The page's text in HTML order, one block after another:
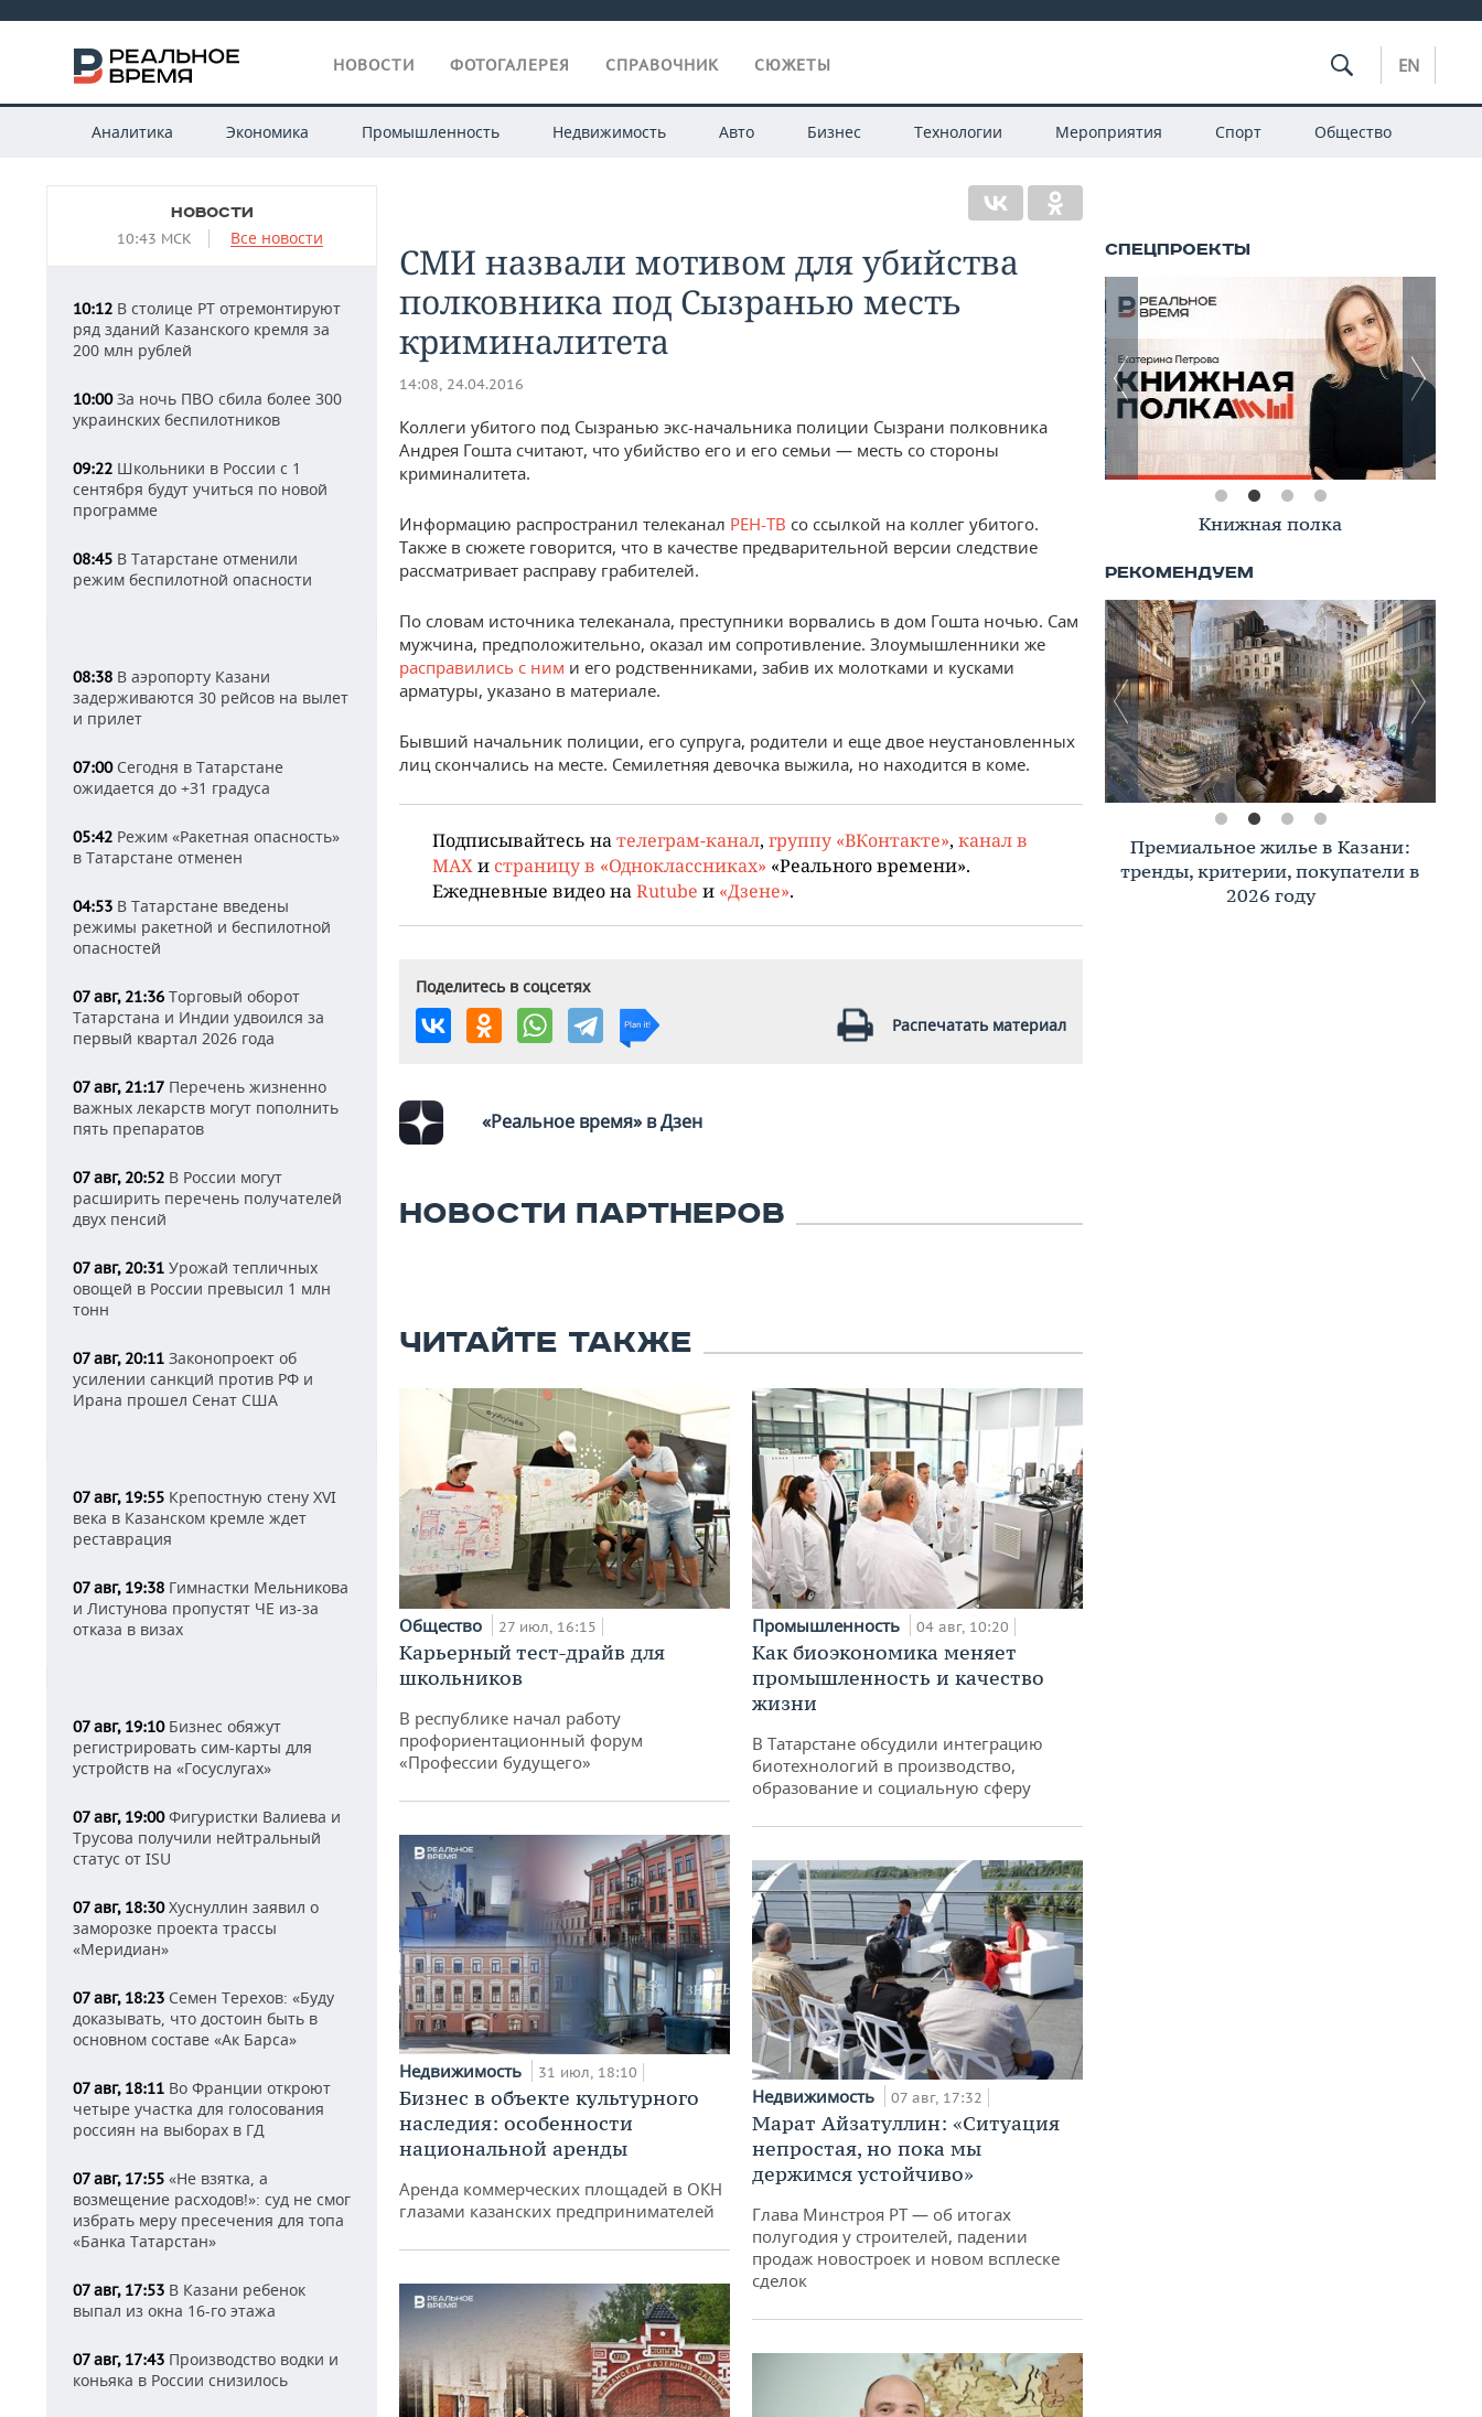
НОВОСТИ ФОТОГАЛЕРЕЯ СПРАВОЧНИК СЮЖЕТЫ EN
Аналитика Экономика Промышленность Недвижимость Авто Бизнес Технологии Мероприятия Спорт Общество
НОВОСТИ
10:43 МСК Все новости
10:12 В столице РТ отремонтируют
ряд зданий Казанского кремля за
200 млн рублей
10:00За ночь ПВО сбила более 300
украинских беспилотников
09:22 Школьники в России с 1
сентября будут учиться по новой
программе
08:45 В Татарстане отменили
режим беспилотной опасности
08:38 В аэропорту Казани
задерживаются 30 рейсов на вылет
и прилет
07:00Сегодня в Татарстане
ожидается до +31 градуса
05:42 Режим «Ракетная опасность»
в Татарстане отменен
04:53 В Татарстане введены
режимы ракетной и беспилотной
опасностей
07 авг, 21:36 Торговый оборот
Татарстана и Индии удвоился за
первый квартал 2026 года
07 авг, 21:17 Перечень жизненно
важных лекарств могут пополнить
пять препаратов
07 авг, 20:52 В России могут
расширить перечень получателей
двух пенсий
07 авг, 20:31 Урожай тепличных
овощей в России превысил 1 млн
тонн
07 авг, 20:11 Законопроект об
усилении санкций против РФ и
Ирана прошел Сенат США
07 авг, 19:55 Крепостную стену XVI
века в Казанском кремле ждет
реставрация
07 авг, 19:38 Гимнастки Мельникова
и Листунова пропустят ЧЕ из-за
отказа в визах
07 авг, 19:10Бизнес обяжут
регистрировать сим-карты для
устройств на «Госуслугах»
07 авг, 19:00Фигуристки Валиева и
Трусова получили нейтральный
статус от ISU
07 авг, 18:30Хуснуллин заявил о
заморозке проекта трассы
«Меридиан»
07 авг, 18:23 Семен Терехов: «Буду
доказывать, что достоин быть в
основном составе «Ак Барса»
07 авг, 18:11 Во Франции откроют
четыре участка для голосования
россиян на выборах в ГД
07 авг, 17:55 «Не взятка, а
возмещение расходов!»: суд не смог
избрать меру пресечения для топа
«Банка Татарстан»
07 авг, 17:53 В Казани ребенок
выпал из окна 16-го этажа
07 авг, 17:43 Производство водки и
коньяка в России снизилось
​СМИ назвали мотивом для убийства
полковника под Сызранью месть
криминалитета
14:08, 24.04.2016
Коллеги убитого под Сызранью экс-начальника полиции Сызрани полковника
Андрея Гошта считают, что убийство его и его семьи — месть со стороны
криминалитета.
Информацию распространил телеканал РЕН-ТВ со ссылкой на коллег убитого.
Также в сюжете говорится, что в качестве предварительной версии следствие
рассматривает расправу грабителей.
По словам источника телеканала, преступники ворвались в дом Гошта ночью. Сам
мужчина, предположительно, оказал им сопротивление. Злоумышленники же
расправились с ним и его родственниками, забив их молотками и кусками
арматуры, указано в материале.
Бывший начальник полиции, его супруга, родители и еще двое неустановленных
лиц скончались на месте. Семилетняя девочка выжила, но находится в коме.
Подписывайтесь на телеграм-канал, группу «ВКонтакте», канал в
MAX и страницу в «Одноклассниках» «Реального времени».
Ежедневные видео на Rutube и «Дзене».
Поделитесь в соцсетях
Распечатать материал
«Реальное время» в Дзен
НОВОСТИ ПАРТНЕРОВ
ЧИТАЙТЕ ТАКЖЕ
Общество 27 июл, 16:15
Карьерный тест-драйв для
школьников
В республике начал работу
профориентационный форум
«Профессии будущего»
Недвижимость 31 июл, 18:10
Бизнес в объекте культурного
наследия: особенности
национальной аренды
Аренда коммерческих площадей в ОКН
глазами казанских предпринимателей
Промышленность 04 авг, 10:20
Как биоэкономика меняет
промышленность и качество
жизни
В Татарстане обсудили интеграцию
биотехнологий в производство,
образование и социальную сферу
Недвижимость 07 авг, 17:32
Марат Айзатуллин: «Ситуация
непростая, но пока мы
держимся устойчиво»
Глава Минстроя РТ — об итогах
полугодия у строителей, падении
продаж новостроек и новом всплеске
сделок
Книжная полка
Премиальное жилье в Казани:
тренды, критерии, покупатели в
2026 году